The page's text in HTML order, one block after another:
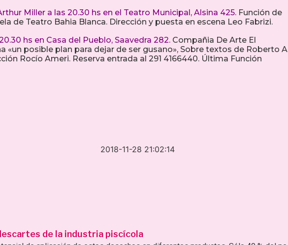
Miller a las 20.30 hs en el Teatro Municipal, Alsina 425. Función de
de Teatro Bahia Blanca. Dirección y puesta en escena Leo Fabrizi.
hs en Casa del Pueblo, Saavedra 282. Compañia De Arte El
«un posible plan para dejar de ser gusano», Sobre textos de Roberto
Rocío Ameri. Reserva entrada al 291 4166440. Última Función
2018-11-28 21:02:14
de la industria piscícola